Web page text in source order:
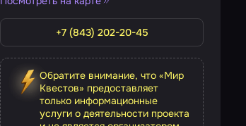
+7 (843) 202-20-45
Обратите внимание, что «Мир
Квестов» предоставляет
только информационные
услуги о деятельности проекта